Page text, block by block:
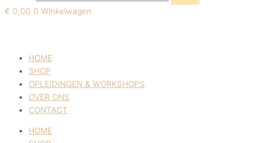
€ 0,00 0 Winkelwagen
HOME
SHOP
OPLEIDINGEN & WORKSHOPS
OVER ONS
CONTACT
HOME